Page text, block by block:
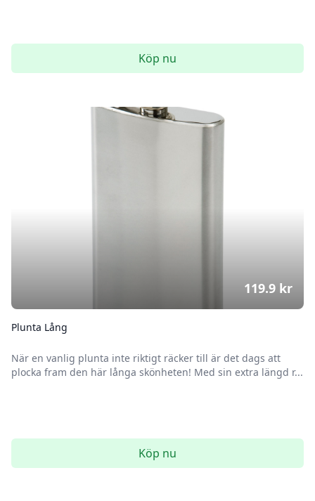
Köp nu
Plunta Lång
När en vanlig plunta inte riktigt räcker till är det dags att
plocka fram den här långa skönheten! Med sin extra längd r...
119.9 kr
Köp nu